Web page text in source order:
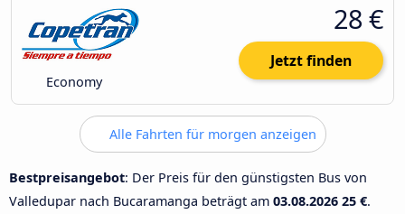
Economy
28 €
Jetzt finden
Alle Fahrten für morgen anzeigen
Bestpreisangebot: Der Preis für den günstigsten Bus von
Valledupar nach Bucaramanga beträgt am 03.08.2026 25 €.